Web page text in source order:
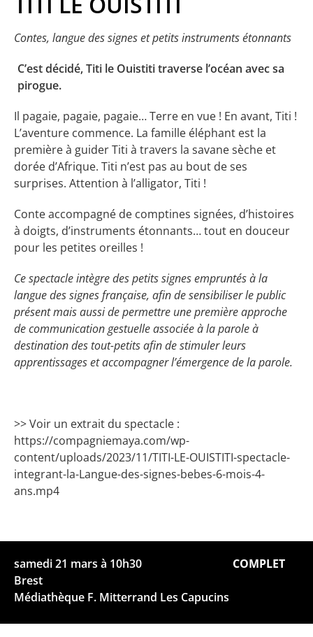
Contes, langue des signes et petits instruments étonnants
C’est décidé, Titi le Ouistiti traverse l’océan avec sa
pirogue.
Il pagaie, pagaie, pagaie… Terre en vue ! En avant, Titi !
L’aventure commence. La famille éléphant est la
première à guider Titi à travers la savane sèche et
dorée d’Afrique. Titi n’est pas au bout de ses
surprises. Attention à l’alligator, Titi !
Conte accompagné de comptines signées, d’histoires
à doigts, d’instruments étonnants… tout en douceur
pour les petites oreilles !
Ce spectacle intègre des petits signes empruntés à la
langue des signes française, afin de sensibiliser le public
présent mais aussi de permettre une première approche
de communication gestuelle associée à la parole à
destination des tout-petits afin de stimuler leurs
apprentissages et accompagner l’émergence de la parole.
>> Voir un extrait du spectacle :
https://compagniemaya.com/wp-
content/uploads/2023/11/TITI-LE-OUISTITI-spectacle-
integrant-la-Langue-des-signes-bebes-6-mois-4-
ans.mp4
samedi 21 mars à 10h30
COMPLET
Brest
Médiathèque F. Mitterrand Les Capucins